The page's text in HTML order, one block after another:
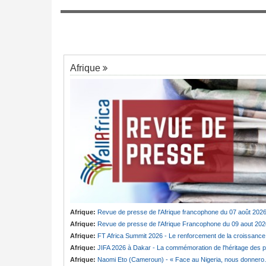
Afrique
Afrique: Revue de presse de l'Afrique francophone du 07 août 2026
Afrique: Revue de presse de l'Afrique Francophone du 09 aout
Afrique: FT Africa Summit 2026 - Le renforcement de la croissance du continent au coeur de la 13e édition
Afrique: JIFA 2026 à Dakar - La commémoration de l'héritage des pionnières du mouvement féminin africain à l'honneur
Afrique: Naomi Eto (Cameroun) - « Face au Nigeria, nous donnerons tout sur le terrain. »
des vacances du
7
Manchester United